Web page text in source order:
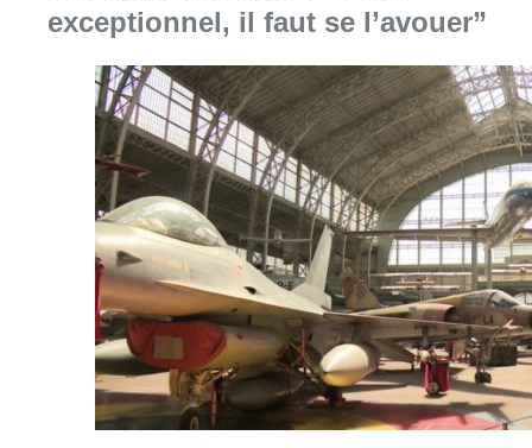
exceptionnel, il faut se l’avouer”